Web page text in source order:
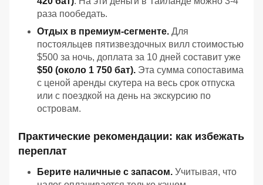
раза пообедать.
Отдых в премиум-сегменте. Для
постояльцев пятизвездочных вилл стоимостью
$500 за ночь, доплата за 10 дней составит уже
$50 (около 1 750 бат). Эта сумма сопоставима
с ценой аренды скутера на весь срок отпуска
или с поездкой на день на экскурсию по
островам.
Практические рекомендации: как избежать
переплат
Берите наличные с запасом. Учитывая, что